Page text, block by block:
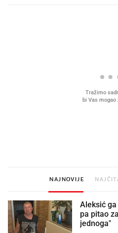
NAJNOVIJE
Aleksić
pa pitao
jednoga"